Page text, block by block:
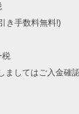
き手数料無料!)
税
ましてはご入金確